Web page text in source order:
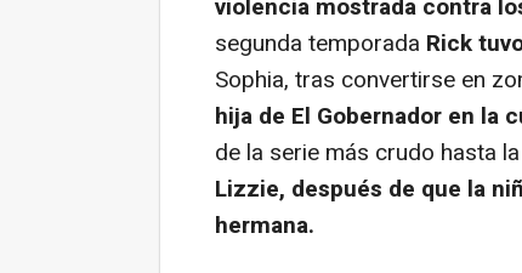
segunda temporada Rick
Sophia, tras convertirse en
hija de El Gobernador en la
de la serie más crudo hasta
Lizzie, después de que la
hermana.